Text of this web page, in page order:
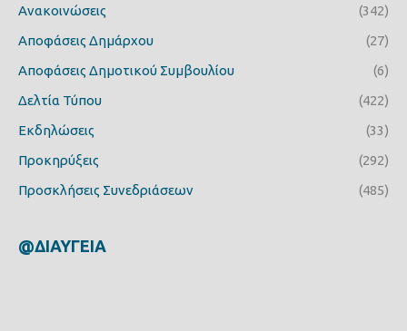
Ανακοινώσεις
(342)
Αποφάσεις Δημάρχου
(27)
Αποφάσεις Δημοτικού Συμβουλίου
(6)
Δελτία Τύπου
(422)
Εκδηλώσεις
(33)
Προκηρύξεις
(292)
Προσκλήσεις Συνεδριάσεων
(485)
@ΔΙΑΥΓΕΙΑ